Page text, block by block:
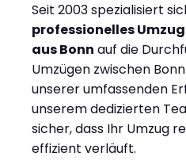
Seit 2003 spezialisiert
professionelles
aus Bonn auf die
Umzügen zwischen
unserer umfassenden
unserem dedizierten
sicher, dass Ihr Umzug
effizient verläuft.